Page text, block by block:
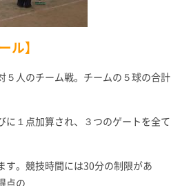
ル】
５人のチーム戦。チームの５球の合計
に１点加算され、３つのゲートを全て
す。競技時間には30分の制限があ
点の